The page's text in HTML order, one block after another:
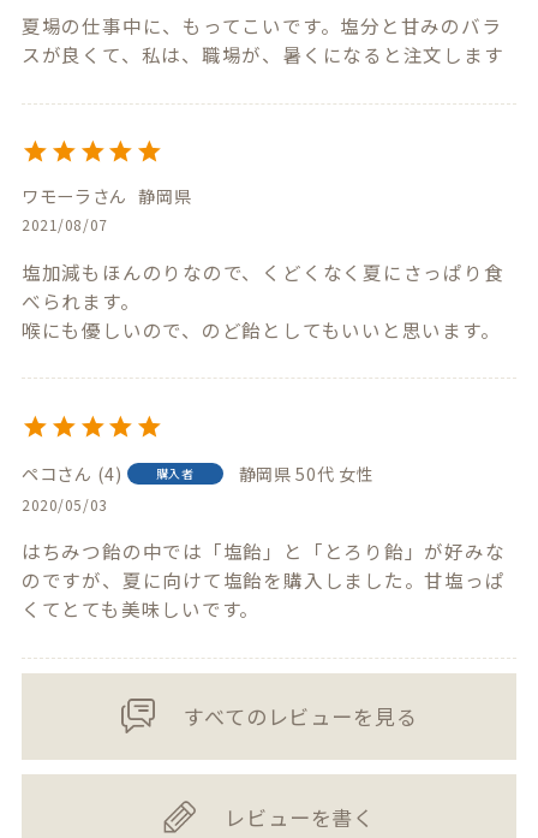
夏場の仕事中に、もってこいです。塩分と甘みのバラ
スが良くて、私は、職場が、暑くになると注文します
ワモーラ 静岡県
2021/08/07
塩加減もほんのりなので、くどくなく夏にさっぱり食
べられます。
喉にも優しいので、のど飴としてもいいと思います。
ペコ 4 購入者 静岡県 50代 女性
2020/05/03
はちみつ飴の中では「塩飴」と「とろり飴」が好みな
のですが、夏に向けて塩飴を購入しました。甘塩っぱ
くてとても美味しいです。
すべてのレビューを見る
レビューを書く